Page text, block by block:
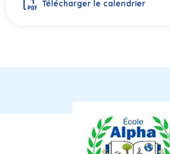
Télécharger le calendrier